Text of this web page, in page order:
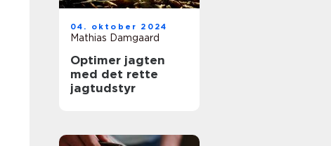
04. oktober 2024
Mathias Damgaard
Optimer jagten
med det rette
jagtudstyr